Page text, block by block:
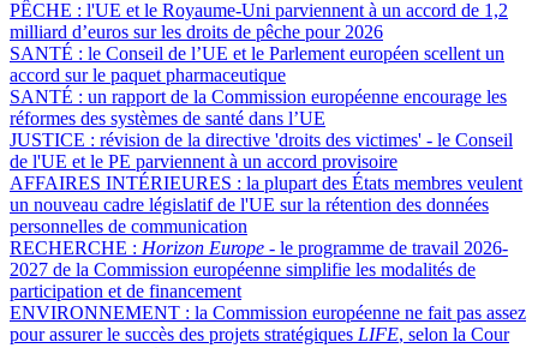
PÊCHE : l'UE et le Royaume-Uni parviennent à un accord de 1,2
milliard d’euros sur les droits de pêche pour 2026
SANTÉ : le Conseil de l’UE et le Parlement européen scellent un
accord sur le paquet pharmaceutique
SANTÉ : un rapport de la Commission européenne encourage les
réformes des systèmes de santé dans l’UE
JUSTICE : révision de la directive 'droits des victimes' - le Conseil
de l'UE et le PE parviennent à un accord provisoire
AFFAIRES INTÉRIEURES : la plupart des États membres veulent
un nouveau cadre législatif de l'UE sur la rétention des données
personnelles de communication
RECHERCHE : Horizon Europe - le programme de travail 2026-
2027 de la Commission européenne simplifie les modalités de
participation et de financement
ENVIRONNEMENT : la Commission européenne ne fait pas assez
pour assurer le succès des projets stratégiques LIFE, selon la Cour